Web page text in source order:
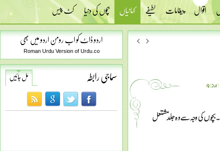
اقوال پیغامات لطیفے کہانیاں بچوں کی دنیا کٹ پیس
اردو ڈاٹ کو اب رومن اردو میں بھی
Roman Urdu Version of Urdu.co
سماجی رابطہ مل جائیں